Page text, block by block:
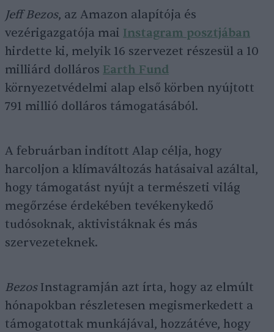
Jeff Bezos, az Amazon alapítója és
vezérigazgatója mai Instagram posztjában
hirdette ki, melyik 16 szervezet részesül a 10
milliárd dolláros Earth Fund
környezetvédelmi alap első körben nyújtott
791 millió dolláros támogatásából.
A februárban indított Alap célja, hogy
harcoljon a klímaváltozás hatásaival azáltal,
hogy támogatást nyújt a természeti világ
megőrzése érdekében tevékenykedő
tudósoknak, aktivistáknak és más
szervezeteknek.
BezosInstagramján azt írta, hogy az elmúlt
hónapokban részletesen megismerkedett a
támogatottak munkájával, hozzátéve, hogy